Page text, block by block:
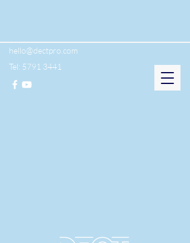
hello@dectpro.com
Tel: 5791 3441